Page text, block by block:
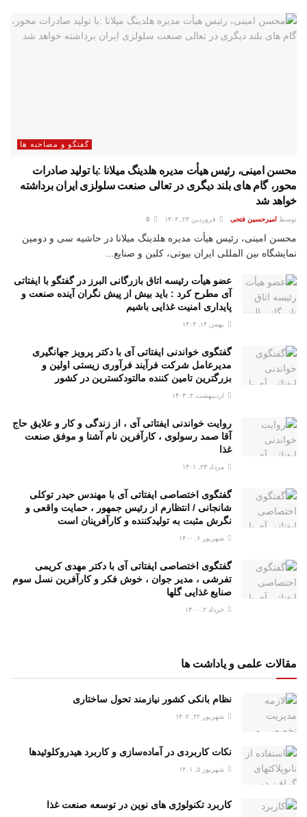
گفتگو و مصاحبه ها
محسن امینی، رئیس هیأت مدیره هلدینگ میلانا :با تولید صادرات
محور، گام های بلند دیگری در تعالی صنعت سلولزی ایران برداشته
خواهد شد
توسط امیرحسین فتحی فروردین ۲۳, ۱۴۰۴
محسن امینی، رئیس هیأت مدیره هلدینگ میلانا در حاشیه سی و دومین
نمایشگاه بین المللی ایران بیوتی، کلین و صنایع...
عضو هیأت رئیسه اتاق بازرگانی البرز در گفتگو با ایفتاتی
آی مطرح کرد : باید بیش از پیش نگران آینده صنعت و
پایداری امنیت غذایی باشیم
بهمن ۱۴, ۱۴۰۳
گفتگوی خواندنی ایفتاتی آی با دکتر پرویز جهانگیری
مدیرعامل شرکت فرآیند فرآوری زیستی اولین و
بزرگترین تامین کننده مالتودکسترین در کشور
اردیبهشت ۲, ۱۴۰۳
روایت خواندنی ایفتاتی آی ، از زندگی و کار و علایق حاج
آقا صمد رسولوی ، کارآفرین نام آشنا و موفق صنعت
غذا
مرداد ۲۳, ۱۴۰۱
گفتگوی اختصاصی ایفتاتی آی با مهندس حیدر توکلی
شانجانی / انتظارم از رئیس جمهور ، حمایت واقعی و
نگرش مثبت به تولیدکننده و کارآفرینان است
شهریور ۶, ۱۴۰۰
گفتگوی اختصاصی ایفتاتی آی با دکتر مهدی کریمی
تفرشی ، مدیر جوان ، خوش فکر و کارآفرین نسل سوم
صنایع غذایی گلها
خرداد ۲, ۱۴۰۰
مقالات علمی و یاداشت ها
نظام بانکی کشور نیازمند تحول ساختاری
شهریور ۲۲, ۱۴۰۲
نکات کاربردی در آماده‌سازی و کاربرد هیدروکلوئیدها
شهریور ۵, ۱۴۰۱
کاربرد تکنولوژی های نوین در توسعه صنعت غذا